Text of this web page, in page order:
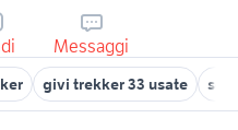
Messaggi
givi trekker 33 usate